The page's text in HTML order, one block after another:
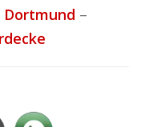
Dortmund –